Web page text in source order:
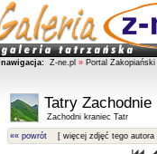
nawigacja: Z-ne.pl » Portal Zakopiański
Tatry Zachodnie
Zachodni kraniec Tatr
«« powrót [ więcej zdjęć tego autora